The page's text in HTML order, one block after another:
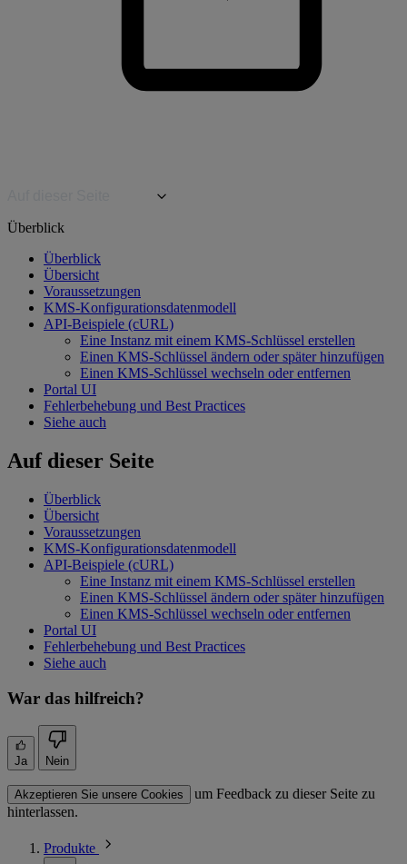
Überblick
Überblick
Übersicht
Voraussetzungen
KMS-Konfigurationsdatenmodell
API-Beispiele (cURL)
Eine Instanz mit einem KMS-Schlüssel erstellen
Einen KMS-Schlüssel ändern oder später hinzufügen
Einen KMS-Schlüssel wechseln oder entfernen
Portal UI
Fehlerbehebung und Best Practices
Siehe auch
Auf dieser Seite
Überblick
Übersicht
Voraussetzungen
KMS-Konfigurationsdatenmodell
API-Beispiele (cURL)
Eine Instanz mit einem KMS-Schlüssel erstellen
Einen KMS-Schlüssel ändern oder später hinzufügen
Einen KMS-Schlüssel wechseln oder entfernen
Portal UI
Fehlerbehebung und Best Practices
Siehe auch
War das hilfreich?
Ja Nein
Akzeptieren Sie unsere Cookies
um Feedback zu dieser Seite zu
hinterlassen.
Produkte